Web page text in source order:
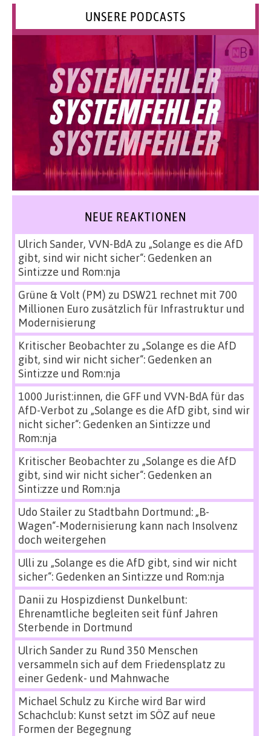
UNSERE PODCASTS
NEUE REAKTIONEN
Ulrich Sander, VVN-BdAzu „Solange es die AfD
gibt, sind wir nicht sicher“: Gedenken an
Sinti:zze und Rom:nja
Grüne & Volt (PM) zu DSW21 rechnet mit 700
Millionen Euro zusätzlich für Infrastruktur und
Modernisierung
Kritischer Beobachterzu „Solange es die AfD
gibt, sind wir nicht sicher“: Gedenken an
Sinti:zze und Rom:nja
1000 Jurist:innen, die GFF und VVN-BdA für das
AfD-Verbot zu „Solange es die AfD gibt, sind wir
nicht sicher“: Gedenken an Sinti:zze und
Rom:nja
Kritischer Beobachterzu „Solange es die AfD
gibt, sind wir nicht sicher“: Gedenken an
Sinti:zze und Rom:nja
Udo Stailerzu Stadtbahn Dortmund: „B-
Wagen“-Modernisierung kann nach Insolvenz
doch weitergehen
Ulli zu „Solange es die AfD gibt, sind wir nicht
sicher“: Gedenken an Sinti:zze und Rom:nja
Danii zu Hospizdienst Dunkelbunt:
Ehrenamtliche begleiten seit fünf Jahren
Sterbende in Dortmund
Ulrich Sanderzu Rund 350 Menschen
versammeln sich auf dem Friedensplatz zu
einer Gedenk- und Mahnwache
Michael Schulz zu Kirche wird Bar wird
Schachclub: Kunst setzt im SÖZ auf neue
Formen der Begegnung